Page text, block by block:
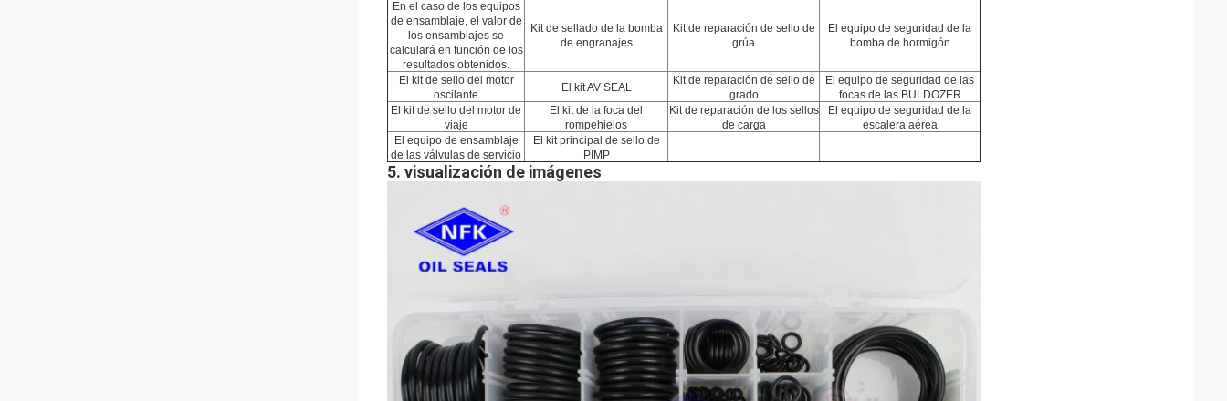
En el caso de los equipos
de ensamblaje, el valor de
los ensamblajes se
calculará en función de los
resultados obtenidos.
Kit de sellado de la bomba
de engranajes
Kit de reparación de sello de
grúa
El equipo de seguridad de la
bomba de hormigón
El kit de sello del motor
oscilante
El kit AV SEAL
Kit de reparación de sello de
grado
El equipo de seguridad de las
focas de las BULDOZER
El kit de sello del motor de
viaje
El kit de la foca del
rompehielos
Kit de reparación de los sellos
de carga
El equipo de seguridad de la
escalera aérea
El equipo de ensamblaje
de las válvulas de servicio
El kit principal de sello de
PIMP
5. visualización de imágenes